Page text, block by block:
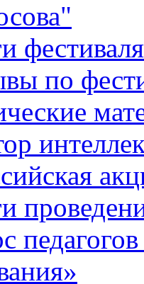
фестиваля
по